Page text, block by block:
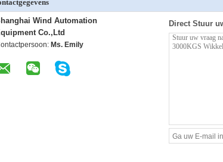
Wind Automation
Co.,Ltd
Ms. Emily
Direct Stuur